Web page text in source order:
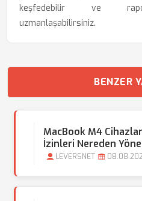
keşfedebilir ve
uzmanlaşabilirsiniz.
BENZER
MacBook M4
İzinleri Nereden
LEVERSNET